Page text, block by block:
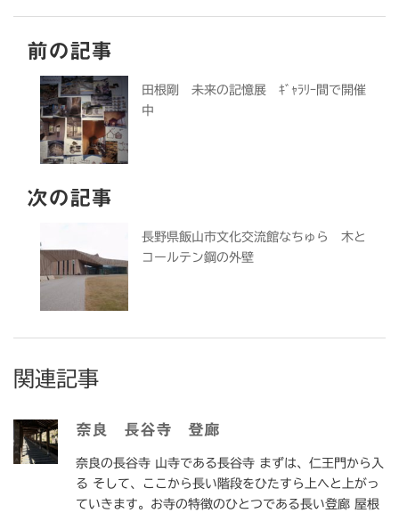
前の記事
田根剛 未来の記憶展 ｷﾞｬﾗﾘｰ間で開催
中
次の記事
長野県飯山市文化交流館なちゅら 木と
コールテン鋼の外壁
関連記事
奈良 長谷寺 登廊
奈良の長谷寺 山寺である長谷寺 まずは、仁王門から入
る そして、ここから長い階段をひたすら上へと上がっ
ていきます。お寺の特徴のひとつである長い登廊 屋根